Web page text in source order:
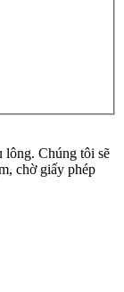
lông. Chúng tôi sẽ
chờ giấy phép